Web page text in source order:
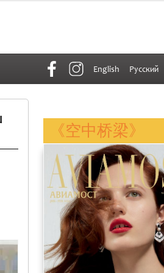
English Русский
《空中桥梁》